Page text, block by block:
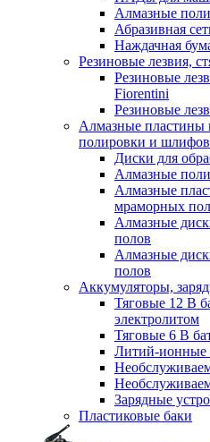
Алмазные
Абразивная
Наждачная
Резиновые лезвия,
Резиновые
Fiorentini
Резиновые
Алмазные пластины
полировки и
Диски для
Алмазные
Алмазные
мраморных
Алмазные
полов
Алмазные
полов
Аккумуляторы,
Тяговые 12 В
электролитом
Тяговые 6 В
Литий-ионные
Зарядные
Пластиковые баки